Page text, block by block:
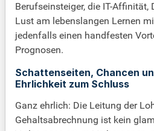
Berufseinsteiger, die IT-Affinität,
Lust am lebenslangen Lernen
jedenfalls einen handfesten
Prognosen.
Schattenseiten, Chancen
Ehrlichkeit zum Schluss
Ganz ehrlich: Die Leitung der
Gehaltsabrechnung ist kein